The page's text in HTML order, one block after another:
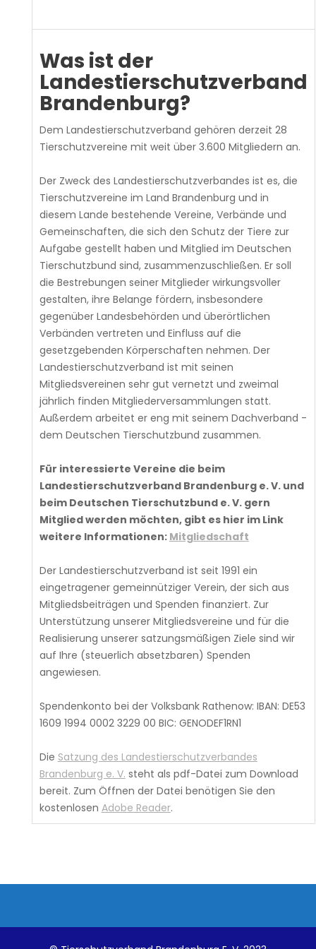
Was ist der
Landestierschutzverband
Brandenburg?
Dem Landestierschutzverband gehören derzeit 28
Tierschutzvereine mit weit über 3.600 Mitgliedern an.
Der Zweck des Landestierschutzverbandes ist es, die
Tierschutzvereine im Land Brandenburg und in
diesem Lande bestehende Vereine, Verbände und
Gemeinschaften, die sich den Schutz der Tiere zur
Aufgabe gestellt haben und Mitglied im Deutschen
Tierschutzbund sind, zusammenzuschließen. Er soll
die Bestrebungen seiner Mitglieder wirkungsvoller
gestalten, ihre Belange fördern, insbesondere
gegenüber Landesbehörden und überörtlichen
Verbänden vertreten und Einfluss auf die
gesetzgebenden Körperschaften nehmen. Der
Landestierschutzverband ist mit seinen
Mitgliedsvereinen sehr gut vernetzt und zweimal
jährlich finden Mitgliederversammlungen statt.
Außerdem arbeitet er eng mit seinem Dachverband -
dem Deutschen Tierschutzbund zusammen.
Für interessierte Vereine die beim
Landestierschutzverband Brandenburg e. V. und
beim Deutschen Tierschutzbund e. V. gern
Mitglied werden möchten, gibt es hier im Link
weitere Informationen: Mitgliedschaft
Der Landestierschutzverband ist seit 1991 ein
eingetragener gemeinnütziger Verein, der sich aus
Mitgliedsbeiträgen und Spenden finanziert. Zur
Unterstützung unserer Mitgliedsvereine und für die
Realisierung unserer satzungsmäßigen Ziele sind wir
auf Ihre (steuerlich absetzbaren) Spenden
angewiesen.
Spendenkonto bei der Volksbank Rathenow: IBAN: DE53
1609 1994 0002 3229 00 BIC: GENODEF1RN1
Die Satzung des Landestierschutzverbandes
Brandenburg e. V. steht als pdf-Datei zum Download
bereit. Zum Öffnen der Datei benötigen Sie den
kostenlosen Adobe Reader.